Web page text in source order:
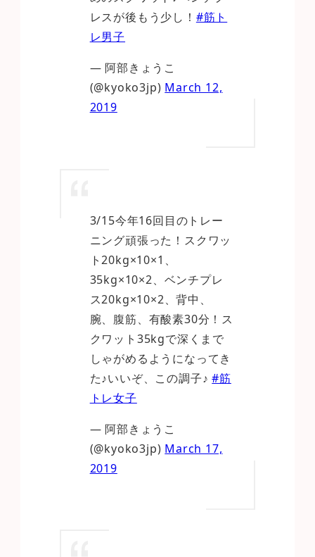
レスが後もう少し！ #筋ト
レ男子
— 阿部きょうこ
(@kyoko3jp) March 12,
2019
3/15今年16回目のトレー
ニング頑張った！スクワッ
ト20kg×10×1、
35kg×10×2、ベンチプレ
ス20kg×10×2、背中、
腕、腹筋、有酸素30分！ス
クワット35kgで深くまで
しゃがめるようになってき
た♪いいぞ、この調子♪#筋
トレ女子
— 阿部きょうこ
(@kyoko3jp) March 17,
2019